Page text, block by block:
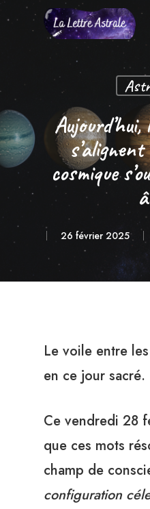
content
cosmique
26 février 2025
Le voile entre
en ce jour sacré.
Ce vendredi 28
que ces mots
champ de
configuration